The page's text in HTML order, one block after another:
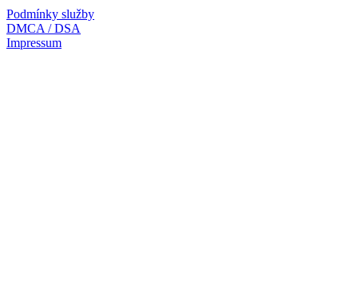
Podmínky služby
DMCA / DSA
Impressum